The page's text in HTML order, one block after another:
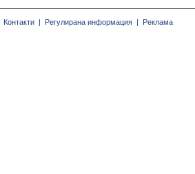
Контакти | Регулирана информация | Реклама